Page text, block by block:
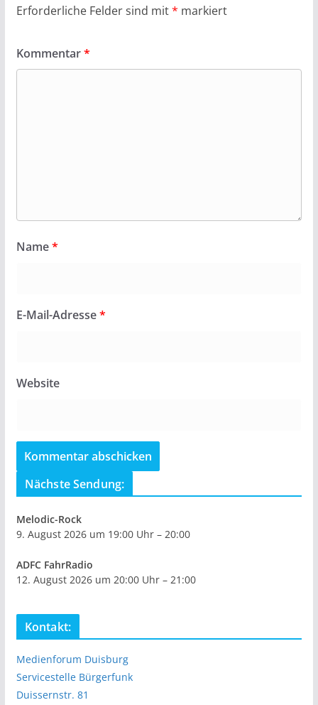
Erforderliche Felder sind mit* markiert
Kommentar*
Name*
E-Mail-Adresse*
Website
Nächste Sendung:
Melodic-Rock
9. August 2026 um 19:00 Uhr – 20:00
ADFC FahrRadio
12. August 2026 um 20:00 Uhr – 21:00
Kontakt:
Medienforum Duisburg
Servicestelle Bürgerfunk
Duissernstr. 81